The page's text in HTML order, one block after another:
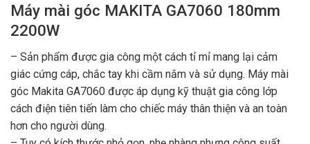
Máy mài góc MAKITA GA7060 180mm
2200W
– Sản phẩm được gia công một cách tỉ mỉ mang lại cảm
giác cứng cáp, chắc tay khi cầm nắm và sử dụng. Máy mài
góc Makita GA7060 được áp dụng kỹ thuật gia công lớp
cách điện tiên tiến làm cho chiếc máy thân thiện và an toàn
hơn cho người dùng.